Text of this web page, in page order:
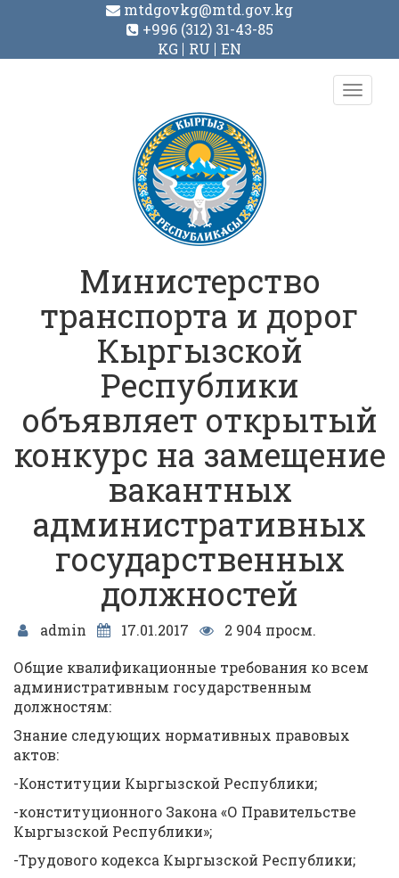
mtdgovkg@mtd.gov.kg
+996 (312) 31-43-85
KG
RU EN
Toggle
Министерство
транспорта и дорог
Кыргызской
Республики
объявляет открытый
конкурс на замещение
вакантных
административных
государственных
должностей
admin 17.01.2017
2 904 просм.
Общие квалификационные требования ко всем
административным государственным
должностям:
Знание следующих нормативных правовых
актов:
-Конституции Кыргызской Республики;
-конституционного Закона «О Правительстве
Кыргызской Республики»;
-Трудового кодекса Кыргызской Республики;